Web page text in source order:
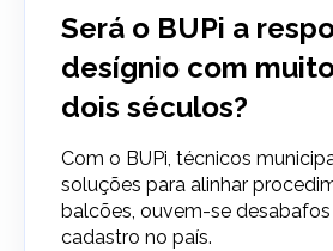
Será o BUPi a
desígnio com
dois séculos?
Com o BUPi, técnicos
soluções para alinhar
balcões, ouvem-se
cadastro no país.